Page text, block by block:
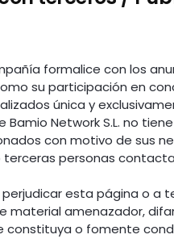
formalice con los
su participación en
única y
Network S.L. no
con motivo de sus
personas
esta página o a
material amenazador,
constituya o fomente